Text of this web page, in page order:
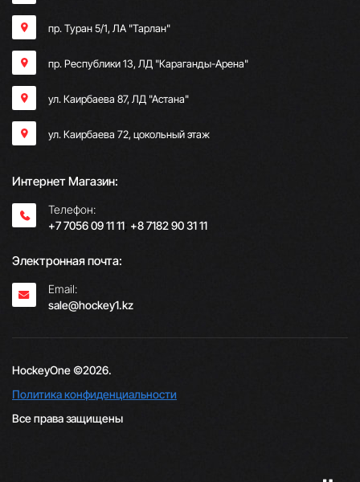
пр. Туран 5/1, ЛА "Тарлан"
пр. Республики 13, ​ЛД "Караганды-Арена"
ул. Каирбаева 87, ЛД "Астана"
ул. Каирбаева 72, цокольный этаж
Интернет Магазин:
Телефон:
+7 7056 09 11 11; +8 7182 90 31 11
Электронная почта:
Email:
sale@hockey1.kz
HockeyOne ©2026.
Политика конфиденциальности
Все права защищены